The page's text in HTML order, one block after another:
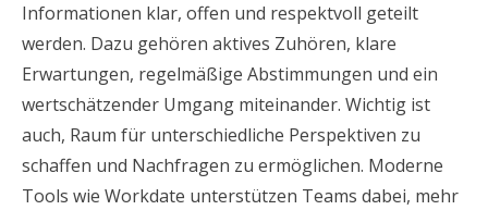
Informationen klar, offen und respektvoll geteilt
werden. Dazu gehören aktives Zuhören, klare
Erwartungen, regelmäßige Abstimmungen und ein
wertschätzender Umgang miteinander. Wichtig ist
auch, Raum für unterschiedliche Perspektiven zu
schaffen und Nachfragen zu ermöglichen. Moderne
Tools wie Workdate unterstützen Teams dabei, mehr